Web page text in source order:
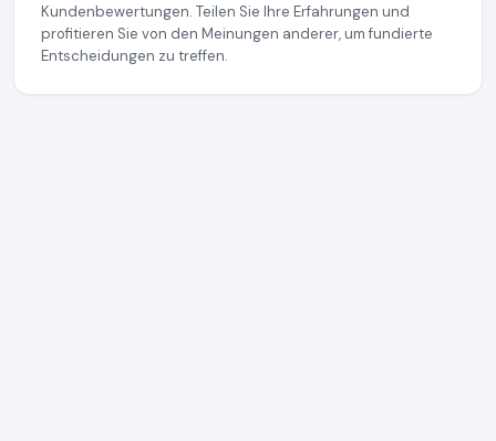
Kundenbewertungen. Teilen Sie Ihre Erfahrungen und
profitieren Sie von den Meinungen anderer, um fundierte
Entscheidungen zu treffen.